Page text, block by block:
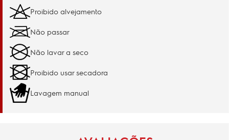
Proibido alvejamento
Não passar
Não lavar a seco
Proibido usar secadora
Lavagem manual